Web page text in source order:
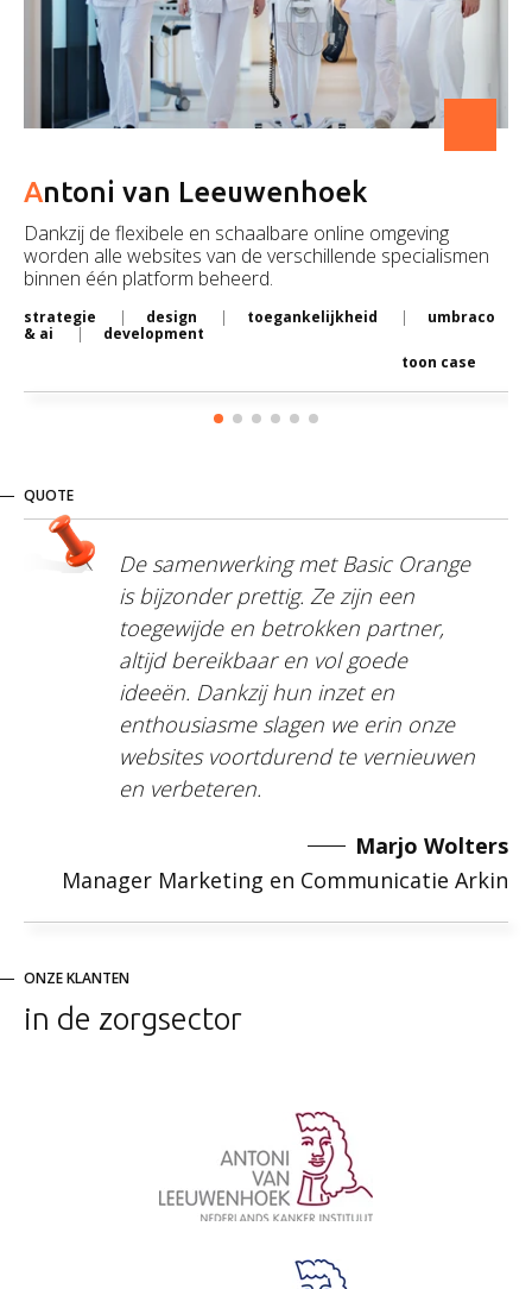
Antoni van Leeuwenhoek
Dankzij de flexibele en schaalbare online omgeving
worden alle websites van de verschillende specialismen
binnen één platform beheerd.
strategie design toegankelijkheid
umbraco
& ai
development
toon case
QUOTE
De samenwerking met Basic Orange
is bijzonder prettig. Ze zijn een
toegewijde en betrokken partner,
altijd bereikbaar en vol goede
ideeën. Dankzij hun inzet en
enthousiasme slagen we erin onze
websites voortdurend te vernieuwen
en verbeteren.
Marjo Wolters
Manager Marketing en Communicatie Arkin
ONZE KLANTEN
in de zorgsector